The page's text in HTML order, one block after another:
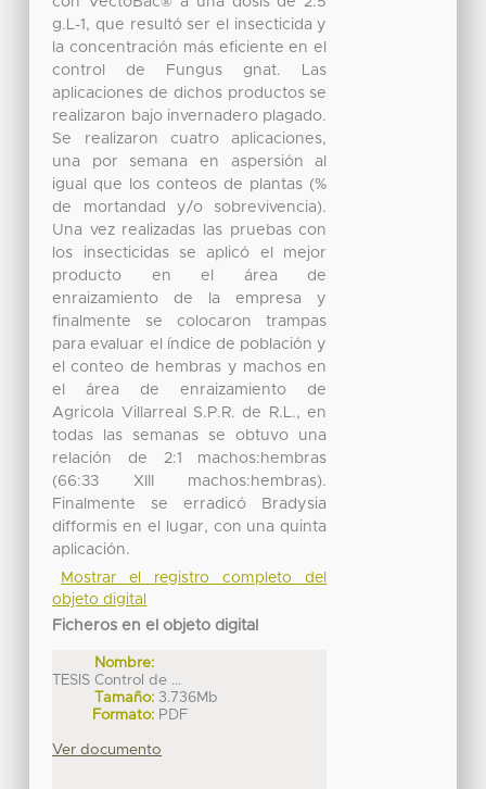
g.L-1, que resultó ser el insecticida y
la concentración más eficiente en el
control de Fungus gnat. Las
aplicaciones de dichos productos se
realizaron bajo invernadero plagado.
Se realizaron cuatro aplicaciones,
una por semana en aspersión al
igual que los conteos de plantas (%
de mortandad y/o sobrevivencia).
Una vez realizadas las pruebas con
los insecticidas se aplicó el mejor
producto en el área de
enraizamiento de la empresa y
finalmente se colocaron trampas
para evaluar el índice de población y
el conteo de hembras y machos en
el área de enraizamiento de
Agricola Villarreal S.P.R. de R.L., en
todas las semanas se obtuvo una
relación de 2:1 machos:hembras
(66:33 XIII machos:hembras).
Finalmente se erradicó Bradysia
difformis en el lugar, con una quinta
aplicación.
Mostrar el registro completo del
objeto digital
Ficheros en el objeto digital
Nombre:
TESIS Control de ...
Tamaño: 3.736Mb
Formato: PDF
Ver documento